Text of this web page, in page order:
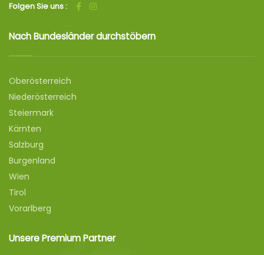
Folgen Sie uns :
Nach Bundesländer durchstöbern
Oberösterreich
Niederösterreich
Steiermark
Kärnten
Salzburg
Burgenland
Wien
Tirol
Vorarlberg
Unsere Premium Partner